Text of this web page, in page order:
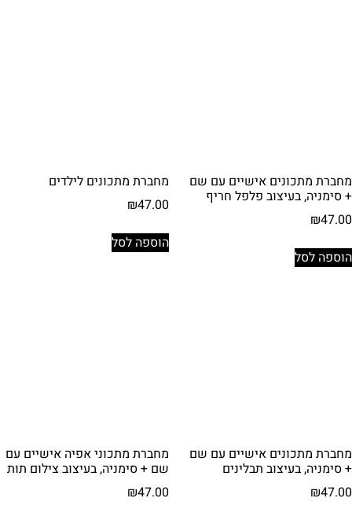
מחברת מתכונים אישיים עם שם
+ סימניה, בעיצוב פלפל חריף
₪47.00
הוספה לסל
מחברת מתכונים לילדים
₪47.00
הוספה לסל
מחברת מתכונים אישיים עם שם
+ סימניה, בעיצוב תבלינים
₪47.00
מחברת מתכוני אפיה אישיים עם
שם + סימניה, בעיצוב צילום תות
₪47.00